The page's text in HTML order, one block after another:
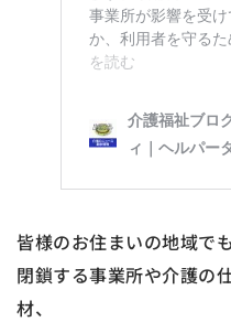
皆様のお住まいの地域でも
閉鎖する事業所や介護の
材、